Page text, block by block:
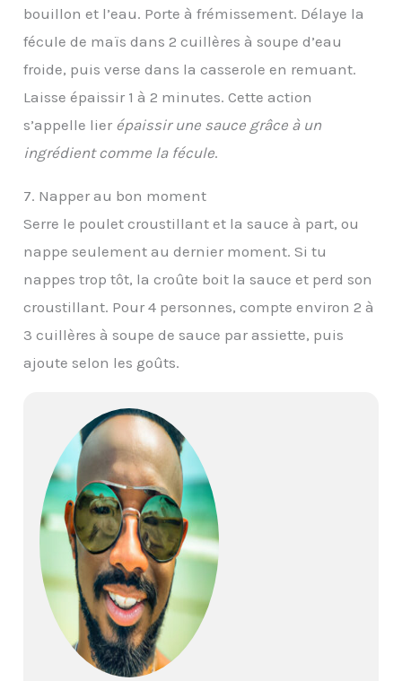
bouillon et l’eau. Porte à frémissement. Délaye la
fécule de maïs dans 2 cuillères à soupe d’eau
froide, puis verse dans la casserole en remuant.
Laisse épaissir 1 à 2 minutes. Cette action
s’appelle lier épaissir une sauce grâce à un
ingrédient comme la fécule.
7. Napper au bon moment
Serre le poulet croustillant et la sauce à part, ou
nappe seulement au dernier moment. Si tu
nappes trop tôt, la croûte boit la sauce et perd son
croustillant. Pour 4 personnes, compte environ 2 à
3 cuillères à soupe de sauce par assiette, puis
ajoute selon les goûts.